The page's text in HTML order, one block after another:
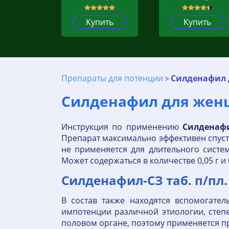
Купить Купить
Препараты для потенции
Силденафил для
Инструкция по применению
Препарат максимально эффективен
не применяется для длительного
Может содержаться в количестве 0,05 г и
Силденафил-СЗ таб. п/
В состав также находятся
импотенции различной этиологии,
половом органе, поэтому применяется